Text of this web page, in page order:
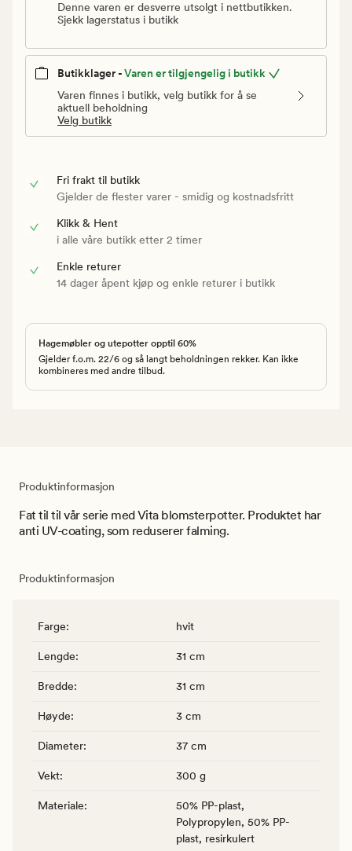
Denne varen er desverre utsolgt i nettbutikken.
Sjekk lagerstatus i butikk
Butikklager -Varen er tilgjengelig i butikk
Varen finnes i butikk, velg butikk for å se
aktuell beholdning
Velg butikk
Fri frakt til butikk
Gjelder de flester varer - smidig og kostnadsfritt
Klikk & Hent
i alle våre butikk etter 2 timer
Enkle returer
14 dager åpent kjøp og enkle returer i butikk
Hagemøbler og utepotter opptil 60%
Gjelder f.o.m. 22/6 og så langt beholdningen rekker. Kan ikke
kombineres med andre tilbud.
Produktinformasjon
Fat til til vår serie med Vita blomsterpotter. Produktet har
anti UV-coating, som reduserer falming.
Produktinformasjon
Farge: hvit
Lengde: 31 cm
Bredde: 31 cm
Høyde: 3 cm
Diameter: 37 cm
Vekt: 300 g
Materiale:
50% PP-plast,
Polypropylen, 50% PP-
plast, resirkulert